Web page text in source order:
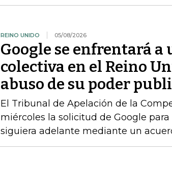
REINO UNIDO 05/08/2026
Google se enfrentará a
colectiva en el Reino
abuso de su poder
El Tribunal de Apelación de la
miércoles la solicitud de Google
siguiera adelante mediante un